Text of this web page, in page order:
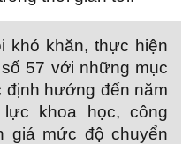
khó khăn, thực hiện
57 với những mục
hướng đến năm
khoa học, công
giá mức độ chuyển